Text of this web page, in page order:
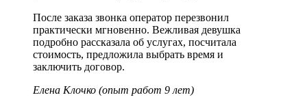
После заказа звонка оператор перезвонил
практически мгновенно. Вежливая девушка
подробно рассказала об услугах, посчитала
стоимость, предложила выбрать время и
заключить договор.
Елена Клочко (опыт работ 9 лет)